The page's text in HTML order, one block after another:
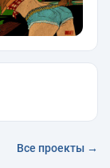
Все проекты →